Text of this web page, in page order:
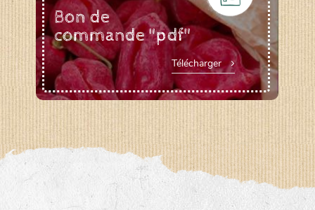
Bon de
commande "pdf"
Télécharger